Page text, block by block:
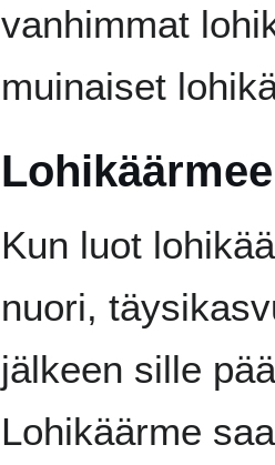
vanhimmat
muinaiset
Kun luot
nuori,
jälkeen sille
Lohikäärme